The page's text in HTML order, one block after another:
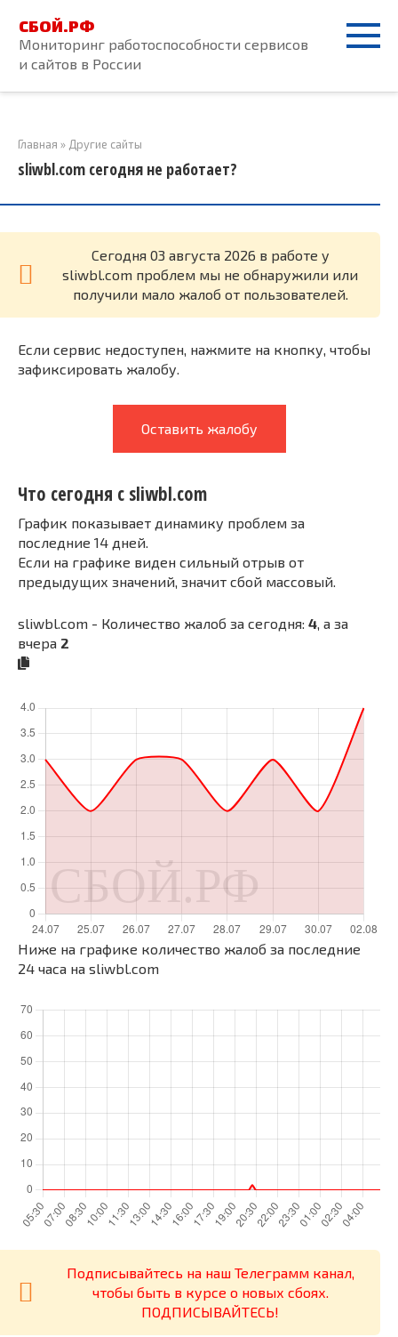
контенту
СБОЙ.РФ
Мониторинг работоспособности сервисов
и сайтов в России
Главная » Другие сайты
sliwbl.com сегодня не работает?
Cегодня 03 августа 2026 в работе у
sliwbl.com проблем мы не обнаружили или
получили мало жалоб от пользователей.
Если сервис недоступен, нажмите на кнопку, чтобы
зафиксировать жалобу.
Оставить жалобу
Что сегодня с sliwbl.com
График показывает динамику проблем за
последние 14 дней.
Если на графике виден сильный отрыв от
предыдущих значений, значит сбой массовый.
sliwbl.com - Количество жалоб за сегодня: 4 , а за
вчера 2
Ниже на графике количество жалоб за последние
24 часа на sliwbl.com
Подписывайтесь на наш Телеграмм канал,
чтобы быть в курсе о новых сбоях.
ПОДПИСЫВАЙТЕСЬ!